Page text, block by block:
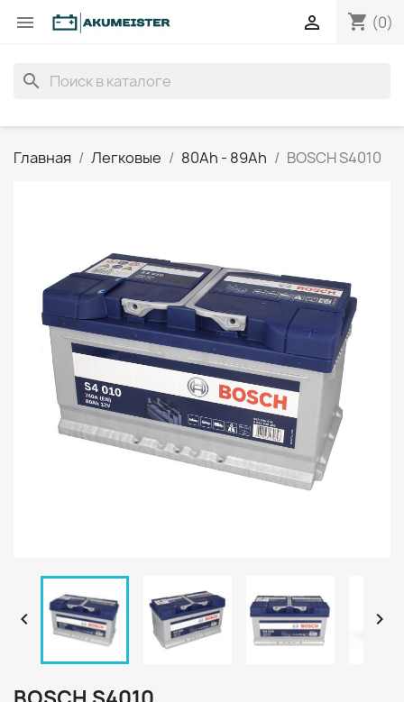
 shopping_cart (0)

search
Главная Легковые 80Ah - 89Ah BOSCH S4010
 